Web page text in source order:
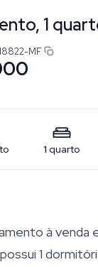
1
MF
1 quarto
à venda
1